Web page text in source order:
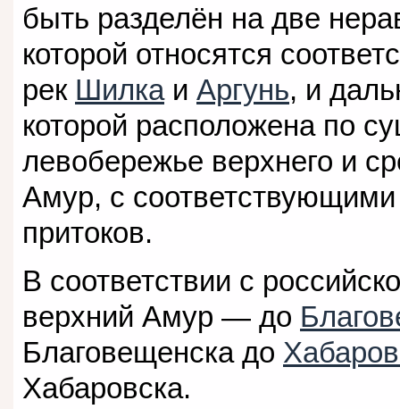
быть разделён на две
которой относятся
рек Шилкаи Аргунь, и
которой расположена по
левобережье верхнего и
Амур, с
притоков.
В соответствии с
верхний Амур — до
Благовещенска до
Хабаровска.